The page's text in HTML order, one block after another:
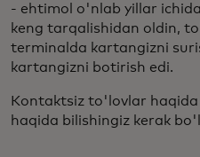
- ehtimol o'nlab yillar
keng tarqalishidan oldin,
terminalda kartangizni
kartangizni botirish edi.
Kontaktsiz to'lovlar haqida
haqida bilishingiz kerak